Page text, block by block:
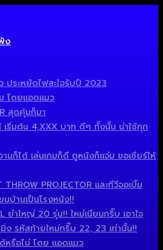
ประหยัดไฟสะใจรับปี 2023
โดยแอดแมว
สุดคุ้มก็มา
เริ่มต้น 4,XXX บาท ดีๆ ทั้งนั้น น่าใช้ทุก
นก็ได้ เล่นเกมก็ดี ดูหนังก็แจ่ม ขอเชียร์ให้
THROW PROJECTOR และทีวีจอเบิ้ม
นบ้านเป็นโรงหนัง!!
ยำใหญ่ 20 รุ่น!! ใหม่เนียนกริ๊บ เอาใจ
มิ่ง รหัสท้ายใหม่กริ๊บ 22, 23 เท่านั้น!!
หรือไม่ โดย แอดแมว